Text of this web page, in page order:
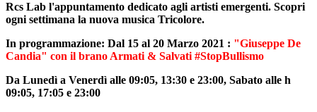
Rcs Lab l'appuntamento dedicato agli artisti emergenti. Scopri
ogni settimana la nuova musica Tricolore.
In programmazione: Dal 15 al 20 Marzo 2021 : "Giuseppe De
Candia" con il brano Armati & Salvati #StopBullismo
Da Lunedì a Venerdì alle 09:05, 13:30 e 23:00, Sabato alle h
09:05, 17:05 e 23:00